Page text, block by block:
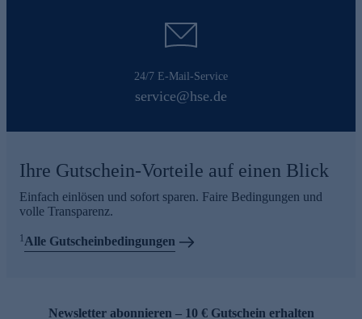
24/7 E-Mail-Service
service@hse.de
Ihre Gutschein-Vorteile auf einen Blick
Einfach einlösen und sofort sparen. Faire Bedingungen und
volle Transparenz.
1Alle Gutscheinbedingungen
Newsletter abonnieren – 10 € Gutschein erhalten